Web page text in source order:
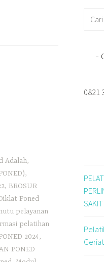
Adalah,
,
, BROSUR
Poned
pelayanan
pelatihan
2024,
PONED
0821
SAKIT